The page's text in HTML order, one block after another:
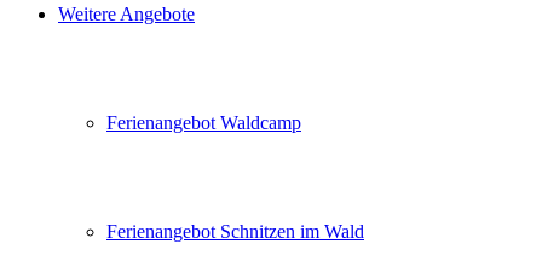
Weitere Angebote
Ferienangebot Waldcamp
Ferienangebot Schnitzen im Wald